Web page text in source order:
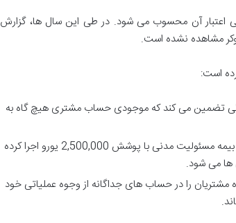
مهم در ارزیابی اعتبار آن محسوب می شود. در طی این سال ها، گزارش
مشاهده نشده است.
است:
تضمین می کند که موجودی حساب مشتری هیچ گاه به
این بروکر یک برنامه بیمه مسئولیت مدنی با پوشش 2,500,000 یورو اجرا کرده
ها می شود.
مشتریان را در حساب های جداگانه از وجوه عملیاتی خود